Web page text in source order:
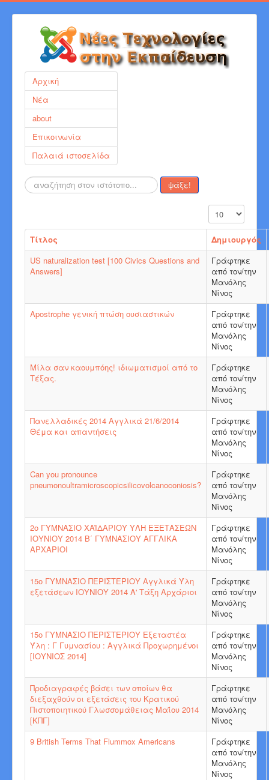
Αρχική
Νέα
about
Επικοινωνία
Παλαιά ιστοσελίδα
Αναζήτηση... ψάξε!
Εμφάνιση #
Τίτλος
Δημιουργός
US naturalization test [100 Civics Questions and
Answers]
Γράφτηκε
από τον/την
Μανόλης
Νίνος
Apostrophe γενική πτώση ουσιαστικών
Γράφτηκε
από τον/την
Μανόλης
Νίνος
Μίλα σαν καουμπόης! ιδιωματισμοί από το
Τέξας.
Γράφτηκε
από τον/την
Μανόλης
Νίνος
Πανελλαδικές 2014 Αγγλικά 21/6/2014
Θέμα και απαντήσεις
Γράφτηκε
από τον/την
Μανόλης
Νίνος
Can you pronounce
pneumonoultramicroscopicsilicovolcanoconiosis?
Γράφτηκε
από τον/την
Μανόλης
Νίνος
2ο ΓΥΜΝΑΣΙΟ ΧΑΪΔΑΡΙΟΥ ΥΛΗ ΕΞΕΤΑΣΕΩΝ
ΙΟΥΝΙΟΥ 2014 Β΄ ΓΥΜΝΑΣΙΟΥ ΑΓΓΛΙΚΑ
ΑΡΧΑΡΙΟΙ
Γράφτηκε
από τον/την
Μανόλης
Νίνος
15ο ΓΥΜΝΑΣΙΟ ΠΕΡΙΣΤΕΡΙΟΥ Αγγλικά Ύλη
εξετάσεων ΙΟΥΝΙΟΥ 2014 Α' Τάξη Αρχάριοι
Γράφτηκε
από τον/την
Μανόλης
Νίνος
15ο ΓΥΜΝΑΣΙΟ ΠΕΡΙΣΤΕΡΙΟΥ Εξεταστέα
Ύλη : Γ Γυμνασίου : Αγγλικά Προχωρημένοι
[ΙΟΥΝΙΟΣ 2014]
Γράφτηκε
από τον/την
Μανόλης
Νίνος
Προδιαγραφές βάσει των οποίων θα
διεξαχθούν οι εξετάσεις του Κρατικού
Πιστοποιητικού Γλωσσομάθειας Μαΐου 2014
[ΚΠΓ]
Γράφτηκε
από τον/την
Μανόλης
Νίνος
9 British Terms That Flummox Americans
Γράφτηκε
από τον/την
Μανόλης
Νίνος